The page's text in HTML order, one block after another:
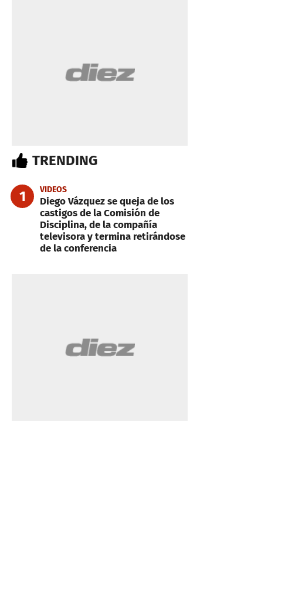
TRENDING
1 VIDEOS
Diego Vázquez se queja de los
castigos de la Comisión de
Disciplina, de la compañía
televisora y termina retirándose
de la conferencia